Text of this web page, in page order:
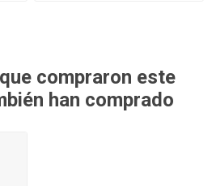
compraron este
han comprado